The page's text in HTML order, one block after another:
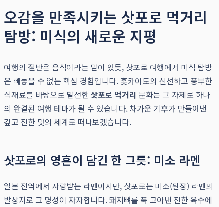
오감을 만족시키는 삿포로 먹거리
탐방: 미식의 새로운 지평
여행의 절반은 음식이라는 말이 있듯, 삿포로 여행에서 미식 탐방
은 빼놓을 수 없는 핵심 경험입니다. 홋카이도의 신선하고 풍부한
식재료를 바탕으로 발전한 삿포로 먹거리 문화는 그 자체로 하나
의 완결된 여행 테마가 될 수 있습니다. 차가운 기후가 만들어낸
깊고 진한 맛의 세계로 떠나보겠습니다.
삿포로의 영혼이 담긴 한 그릇: 미소 라멘
일본 전역에서 사랑받는 라멘이지만, 삿포로는 미소(된장) 라멘의
발상지로 그 명성이 자자합니다. 돼지뼈를 푹 고아낸 진한 육수에